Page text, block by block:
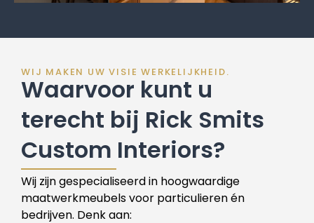
WIJ MAKEN UW VISIE WERKELIJKHEID.
Waarvoor kunt u
terecht bij Rick Smits
Custom Interiors?
Wij zijn gespecialiseerd in hoogwaardige
maatwerkmeubels voor particulieren én
bedrijven. Denk aan: